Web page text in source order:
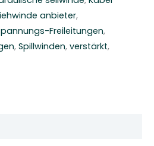
anbieter,
Freileitungen,
,Spillwinden,verstärkt,